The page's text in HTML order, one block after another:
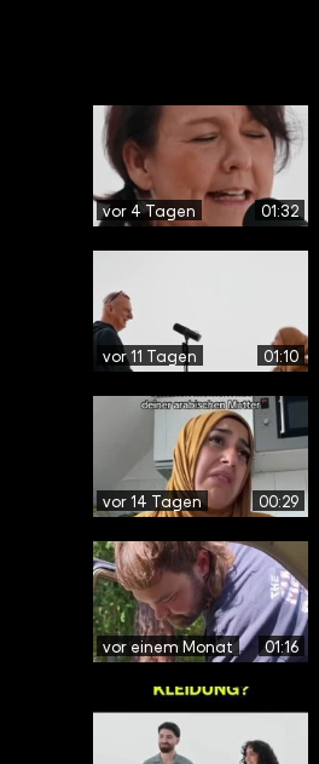
vor 4 Tagen 01:32
vor 11 Tagen 01:10
vor 14 Tagen 00:29
vor einem Monat 01:16